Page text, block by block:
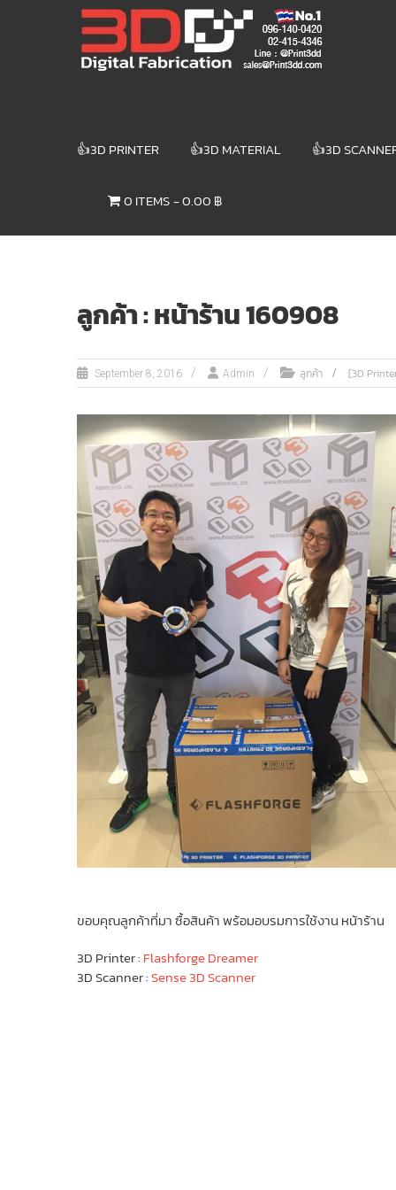
3DD DIGITAL
FABRICATION
3D Printer |
👍3D PRINTER 👍3D MATERIAL 👍3D
0 ITEMS 0.00 ฿
ลูกค้า : หน้าร้าน 160908
September 8, 2016 Admin ลูกค้า [3D
ขอบคุณลูกค้าที่มา ซื้อสินค้า พร้อมอบรมการใช้งาน หน้าร้าน
3D Printer : Flashforge Dreamer
3D Scanner :Sense 3D Scanner